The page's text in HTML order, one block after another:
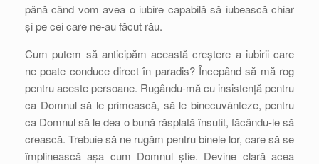
până când vom avea o iubire capabilă să iubească chiar
și pe cei care ne-au făcut rău.
Cum putem să anticipăm această creștere a iubirii care
ne poate conduce direct în paradis? Începând să mă rog
pentru aceste persoane. Rugându-mă cu insistență pentru
ca Domnul să le primească, să le binecuvânteze, pentru
ca Domnul să le dea o bună răsplată însutit, făcându-le să
crească. Trebuie să ne rugăm pentru binele lor, care să se
împlinească așa cum Domnul știe. Devine clară acea